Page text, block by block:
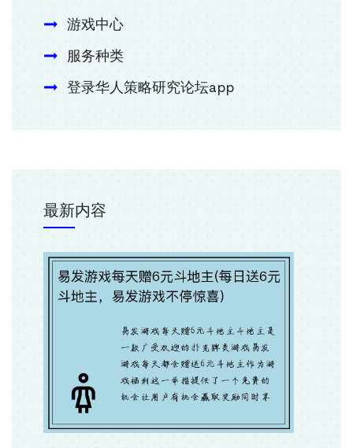
游戏中心
服务种类
登录华人策略研究论坛app
最新内容